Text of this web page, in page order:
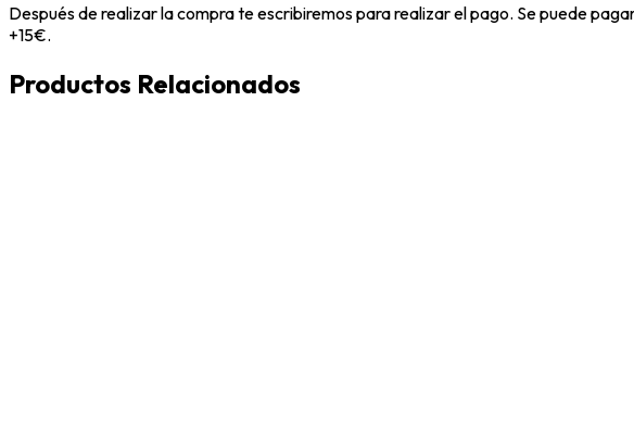
Después de realizar la compra te escribiremos para realizar el pago. Se puede
+15€.
Productos Relacionados